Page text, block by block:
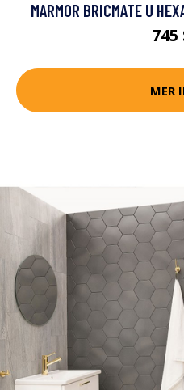
MARMOR BRICMATE U
745
MER